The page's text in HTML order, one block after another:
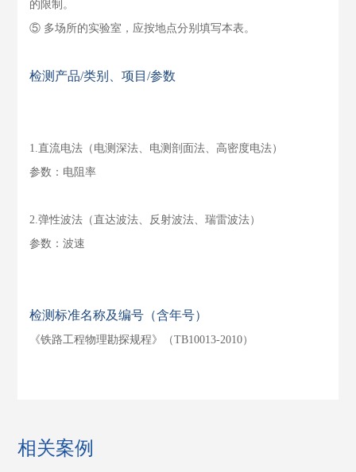
的限制。
⑤ 多场所的实验室，应按地点分别填写本表。
检测产品/类别、项目/参数
1.直流电法（电测深法、电测剖面法、高密度电法）
参数：电阻率
2.弹性波法（直达波法、反射波法、瑞雷波法）
参数：波速
检测标准名称及编号（含年号）
《铁路工程物理勘探规程》（TB10013-2010）
相关案例